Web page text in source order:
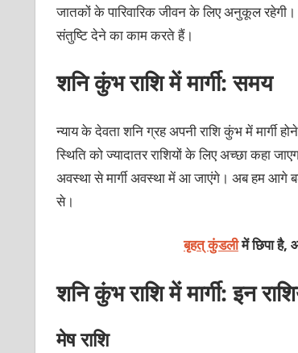
जातकों के पारिवारिक जीवन के लिए अनुकूल
संतुष्टि देने का काम करते हैं।
शनि कुंभ राशि में मार्गी: समय
न्याय के देवता शनि ग्रह अपनी राशि कुंभ में मार्गी
स्थिति को ज्यादातर राशियों के लिए अच्छा कहा
अवस्था से मार्गी अवस्था में आ जाएंगे। अब हम आगे
से।
बृहत् कुंडलीमें छिपा है,
शनि कुंभ राशि में मार्गी: इन
मेष राशि